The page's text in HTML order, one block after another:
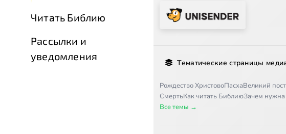
Читать Библию
Рассылки и
уведомления
Тематические страницы
Рождество ХристовоПасхаВеликий пост
СмертьКак читать БиблиюЗачем нужна
Все темы →